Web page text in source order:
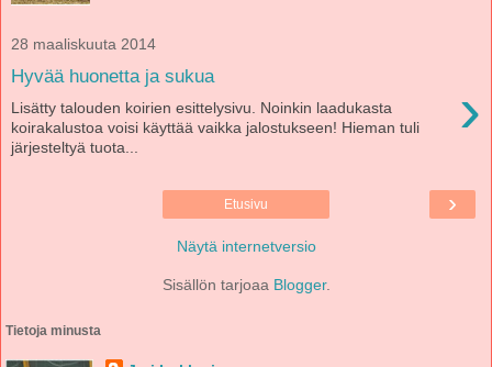
28 maaliskuuta 2014
Hyvää huonetta ja sukua ›
Lisätty talouden koirien esittelysivu. Noinkin laadukasta
koirakalustoa voisi käyttää vaikka jalostukseen! Hieman tuli
järjesteltyä tuota...
›
Etusivu
Näytä internetversio
Sisällön tarjoaa Blogger.
Tietoja minusta